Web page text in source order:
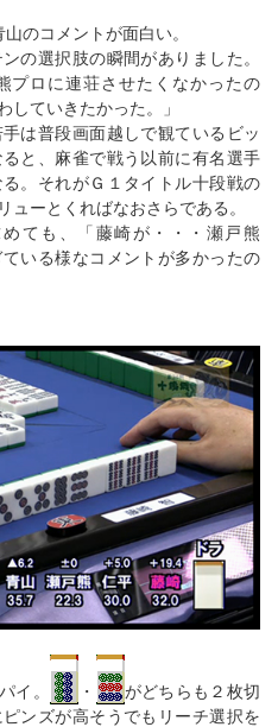
のコメントが面白い。
の選択肢の瞬間がありました。
プロに連荘させたくなかったの
していきたかった。」
は普段画面越しで観ているビッ
と、麻雀で戦う以前に有名選手
。それがＧ１タイトル十段戦の
ューとくればなおさらである。
ても、「藤崎が・・・瀬戸熊
いる様なコメントが多かったの
イ。 ・
がどちらも２枚切
ンズが高そうでもリーチ選択を